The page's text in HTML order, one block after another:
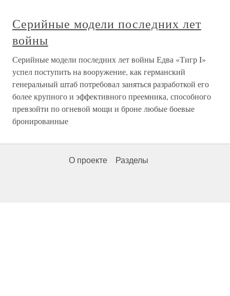
Серийные модели последних лет
войны
Серийные модели последних лет войны Едва «Тигр I»
успел поступить на вооружение, как германский
генеральный штаб потребовал заняться разработкой его
более крупного и эффективного преемника, способного
превзойти по огневой мощи и броне любые боевые
бронированные
О проекте Разделы